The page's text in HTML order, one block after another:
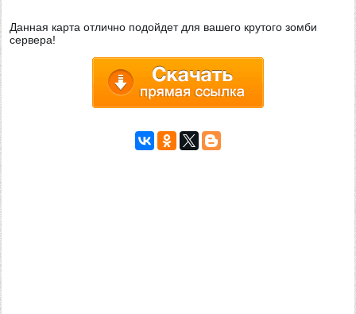
Данная карта отлично подойдет для вашего крутого зомби
сервера!